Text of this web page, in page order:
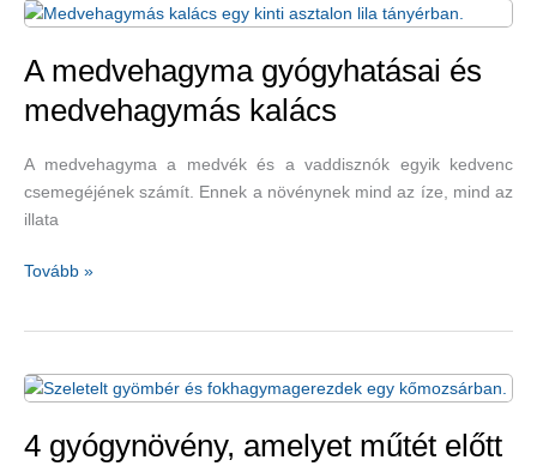
gyógynövényekkel
A medvehagyma gyógyhatásai és
medvehagymás kalács
A medvehagyma a medvék és a vaddisznók egyik kedvenc
csemegéjének számít. Ennek a növénynek mind az íze, mind az
illata
A
medvehagymás
kalács
Tovább »
4 gyógynövény, amelyet műtét előtt